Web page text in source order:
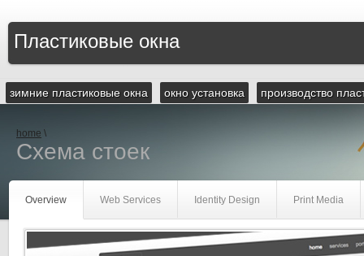
Пластиковые окна
зимние пластиковые окна окно установка производство
home \
Схема стоек
Overview Web Services Identity Design Print Media